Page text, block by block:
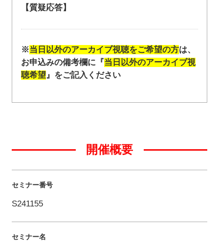
【質疑応答】
※当日以外のアーカイブ視聴をご希望の方は、
お申込みの備考欄に『 当日以外のアーカイブ視
聴希望』をご記入ください
開催概要
セミナー番号
S241155
セミナー名